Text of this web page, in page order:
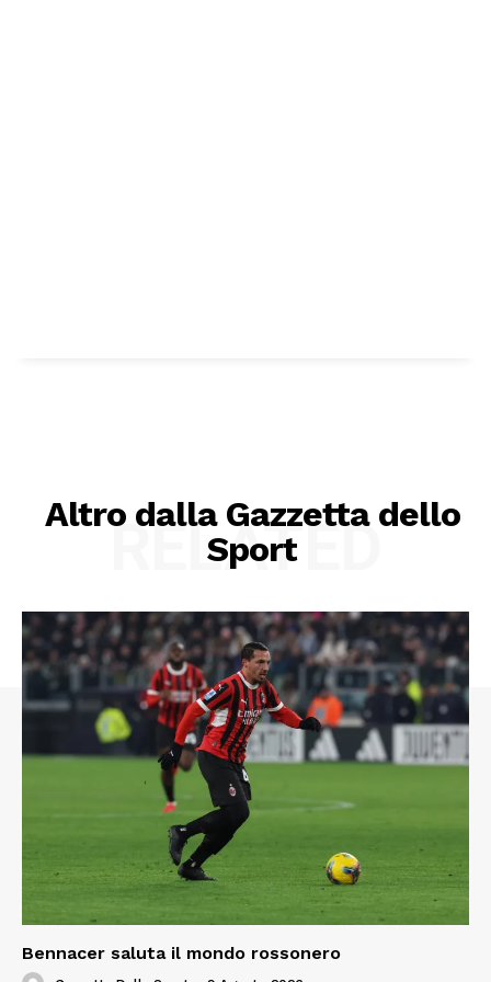
Altro dalla Gazzetta dello
Sport
RELATED
Bennacer saluta il mondo rossonero